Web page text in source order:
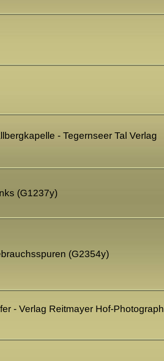
- Tegernseer Tal Verlag
(G1237y)
(G2354y)
- Verlag Reitmayer Hof-Photograph